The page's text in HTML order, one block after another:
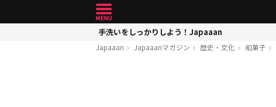
手洗いをしっかりしよう！Japaaan
Japaaan Japaaanマガジン 歴史・文化 和菓子